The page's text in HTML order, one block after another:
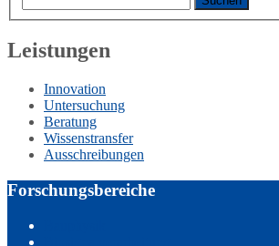
Leistungen
Innovation
Untersuchung
Beratung
Wissenstransfer
Ausschreibungen
Forschungsbereiche